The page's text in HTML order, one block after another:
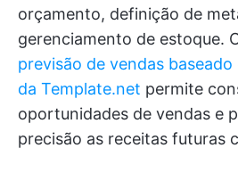
orçamento, definição de
gerenciamento de estoque.
previsão de vendas
da Template.net permite
oportunidades de vendas e
precisão as receitas futuras